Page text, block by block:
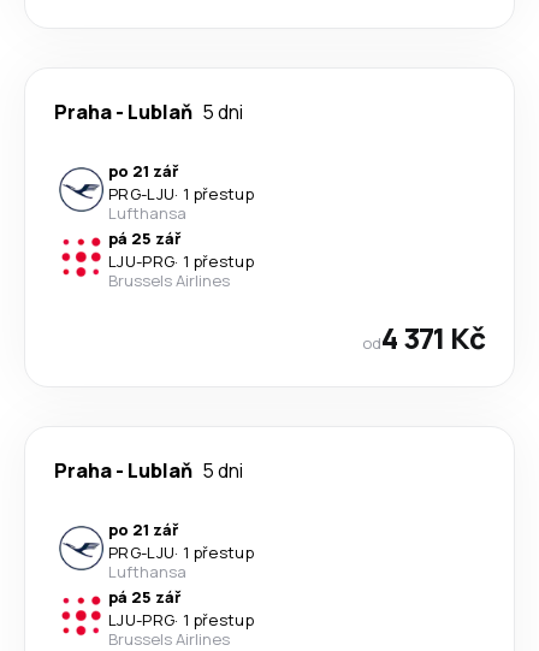
Praha- Lublaň 5 dni
po 21 zář
PRG-LJU· 1 přestup
Lufthansa
pá 25 zář
LJU-PRG· 1 přestup
Brussels Airlines
od4 371 Kč
Praha- Lublaň 5 dni
po 21 zář
PRG-LJU· 1 přestup
Lufthansa
pá 25 zář
LJU-PRG· 1 přestup
Brussels Airlines